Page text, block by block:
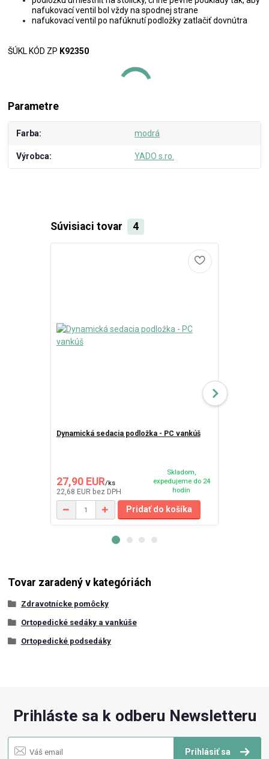
nafukovací ventil bol vždy na spodnej strane
nafukovací ventil po nafúknutí podložky zatlačiť dovnútra
ŠÚKL KÓD ZP K92350
Parametre
Farba modrá
Výrobca YADO s.ro.
Súvisiaci tovar 4
Dynamická sedacia podložka - PC vankúš
27,90 EUR/ks
22,68 EUR bez DPH
Skladom,
expedujeme do 24
hodín
Pridať do košíka
Tovar zaradený v kategóriách
Zdravotnícke pomôcky
Ortopedické sedáky a vankúše
Ortopedické podsedáky
Prihláste sa k odberu Newsletteru
Prihlásiť sa